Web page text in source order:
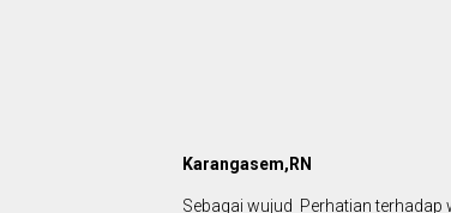
Karangasem,RN
Sebagai wujud Perhatian